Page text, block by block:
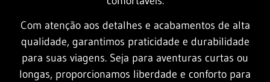
Com atenção aos detalhes e acabamentos de alta
qualidade, garantimos praticidade e durabilidade
para suas viagens. Seja para aventuras curtas ou
longas, proporcionamos liberdade e conforto para